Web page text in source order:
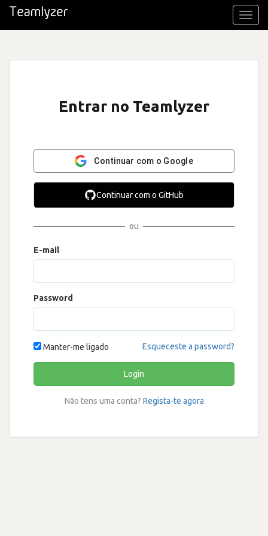
Entrar no Teamlyzer
Continuar com o Google
Continuar com o GitHub
ou
E-mail
Password
Manter-me ligado Esqueceste a password?
Login
Não tens uma conta? Regista-te agora